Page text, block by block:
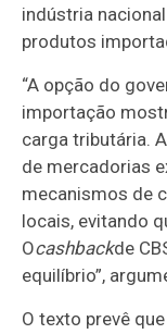
indústria
produtos
“A opção do
importação
carga tributária.
de mercadorias
mecanismos de
locais, evitando
Ocashbackde
equilíbrio”,
O texto prevê